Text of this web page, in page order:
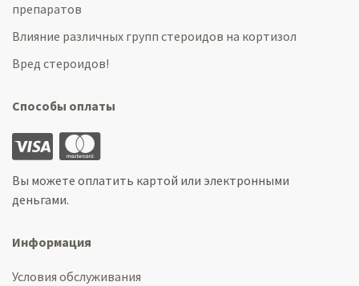
препаратов
Влияние различных групп стероидов на кортизол
Вред стероидов!
Способы оплаты
Вы можете оплатить картой или электронными
деньгами.
Информация
Условия обслуживания